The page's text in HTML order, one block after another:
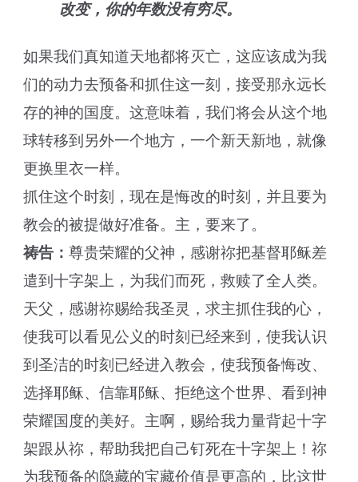
改变，你的年数没有穷尽。
如果我们真知道天地都将灭亡，这应该成为我
们的动力去预备和抓住这一刻，接受那永远长
存的神的国度。这意味着，我们将会从这个地
球转移到另外一个地方，一个新天新地，就像
更换里衣一样。
抓住这个时刻，现在是悔改的时刻，并且要为
教会的被提做好准备。主，要来了。
祷告：尊贵荣耀的父神，感谢祢把基督耶稣差
遣到十字架上，为我们而死，救赎了全人类。
天父，感谢祢赐给我圣灵，求主抓住我的心，
使我可以看见公义的时刻已经来到，使我认识
到圣洁的时刻已经进入教会，使我预备悔改、
选择耶稣、信靠耶稣、拒绝这个世界、看到神
荣耀国度的美好。主啊，赐给我力量背起十字
架跟从祢，帮助我把自己钉死在十字架上！祢
为我预备的隐藏的宝藏价值是更高的，比这世